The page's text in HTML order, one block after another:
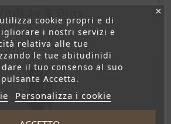
cookie propri e di
i nostri servizi e
relativa alle tue
le tue abitudinidi
il tuo consenso al suo
Accetta.
Personalizza i cookie